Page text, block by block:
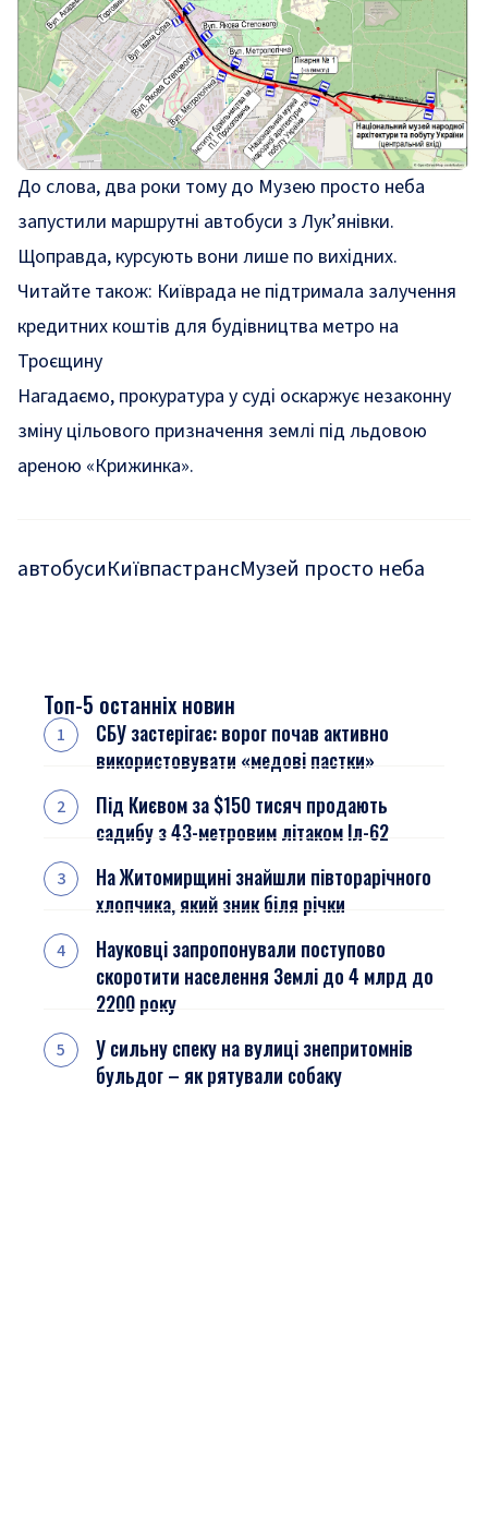
До слова, два роки тому до Музею просто неба
запустили маршрутні автобуси з Лук’янівки.
Щоправда, курсують вони лише по вихідних.
Читайте також: Київрада не підтримала залучення
кредитних коштів для будівництва метро на
Троєщину
Нагадаємо, прокуратура у суді оскаржує незаконну
зміну цільового призначення землі під льдовою
ареною «Крижинка».
автобусиКиївпастрансМузей просто неба
Топ-5 останніх новин
СБУ застерігає: ворог почав активно
використовувати «медові пастки»
Під Києвом за $150 тисяч продають
садибу з 43-метровим літаком Іл-62
На Житомирщині знайшли півторарічного
хлопчика, який зник біля річки
Науковці запропонували поступово
скоротити населення Землі до 4 млрд до
2200 року
У сильну спеку на вулиці знепритомнів
бульдог – як рятували собаку